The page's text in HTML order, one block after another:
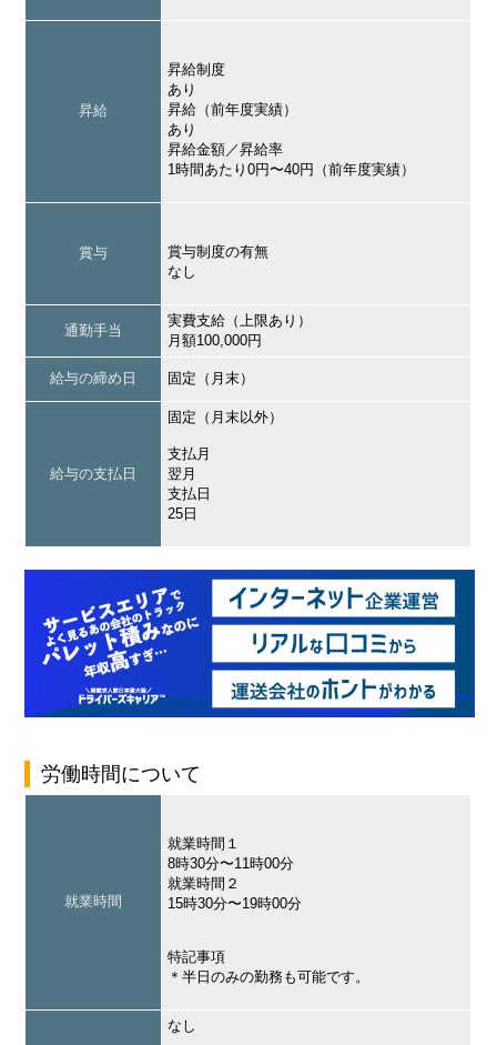
昇給
昇給制度
あり
昇給（前年度実績）
あり
昇給金額／昇給率
1時間あたり0円〜40円（前年度実績）
賞与
賞与制度の有無
なし
通勤手当
実費支給（上限あり）
月額100,000円
給与の締め日 固定（月末）
給与の支払日
固定（月末以外）
支払月
翌月
支払日
25日
労働時間について
就業時間
就業時間１
8時30分〜11時00分
就業時間２
15時30分〜19時00分
特記事項
＊半日のみの勤務も可能です。
なし